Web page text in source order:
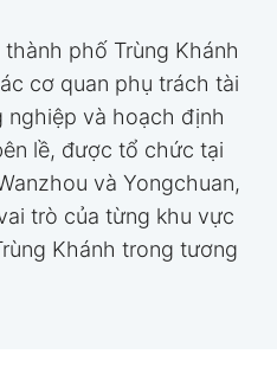
phố Trùng Khánh
cơ quan phụ trách tài
nghiệp và hoạch định
lề, được tổ chức tại
và Yongchuan,
trò của từng khu vực
Khánh trong tương